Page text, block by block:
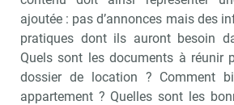
ajoutée : pas d’annonces mais des
pratiques dont ils auront besoin
Quels sont les documents à réunir
dossier de location ? Comment
appartement ? Quelles sont les